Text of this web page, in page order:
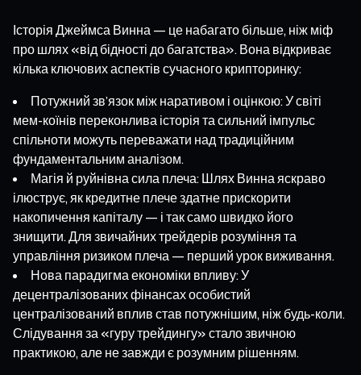
Історія Джеймса Винна — це набагато більше, ніж міф
про шлях «від бідності до багатства». Вона відкриває
кілька ключових аспектів сучасного крипторинку:
Потужний зв’язок між наративом і оцінкою: У світі
мем-коїнів переконлива історія та сильний імпульс
спільноти можуть переважати над традиційним
фундаментальним аналізом.
Магія й руйнівна сила плеча: Шлях Винна яскраво
ілюструє, як кредитне плече здатне прискорити
накопичення капіталу — і так само швидко його
знищити. Для звичайних трейдерів розуміння та
управління ризиком плеча — перший урок виживання.
Нова парадигма економіки впливу: У
децентралізованих фінансах особистий
централізований вплив став потужнішим, ніж будь-коли.
Слідування за «гуру трейдингу» стало звичною
практикою, але не завжди є розумним рішенням.